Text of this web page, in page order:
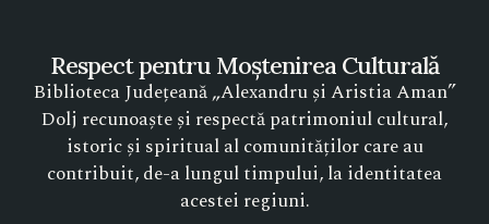
Respect pentru Moștenirea Culturală
Biblioteca Județeană „Alexandru și Aristia Aman”
Dolj recunoaște și respectă patrimoniul cultural,
istoric și spiritual al comunităților care au
contribuit, de-a lungul timpului, la identitatea
acestei regiuni.